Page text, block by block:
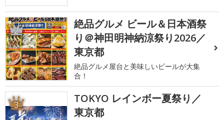
2
絶品グルメ ビール＆日本酒祭
り＠神田明神納涼祭り2026／
東京都
絶品グルメ屋台と美味しいビールが大集
合！
3
TOKYO レインボー夏祭り／
東京都